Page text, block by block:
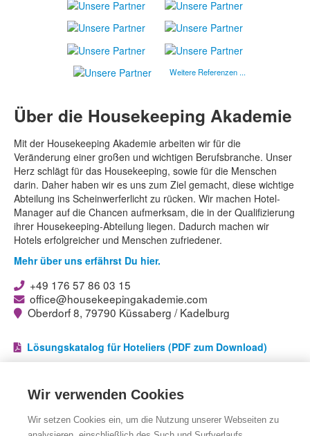
Weitere Referenzen ...
Über die Housekeeping Akademie
Mit der Housekeeping Akademie arbeiten wir für die
Veränderung einer großen und wichtigen Berufsbranche. Unser
Herz schlägt für das Housekeeping, sowie für die Menschen
darin. Daher haben wir es uns zum Ziel gemacht, diese wichtige
Abteilung ins Scheinwerferlicht zu rücken. Wir machen Hotel-
Manager auf die Chancen aufmerksam, die in der Qualifizierung
ihrer Housekeeping-Abteilung liegen. Dadurch machen wir
Hotels erfolgreicher und Menschen zufriedener.
Mehr über uns erfährst Du hier.
+49 176 57 86 03 15
office@housekeepingakademie.com
Oberdorf 8, 79790 Küssaberg / Kadelburg
Lösungskatalog für Hoteliers (PDF zum Download)
Facebook
LinkedInLinkedIn
Wir verwenden Cookies
Wir setzen Cookies ein, um die Nutzung unserer Webseiten zu